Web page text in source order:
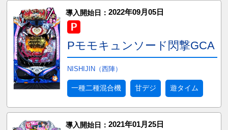
導入開始日： 2022年09月05日
Pモモキュンソード閃撃GCA
NISHIJIN（西陣）
一種二種混合機 甘デジ 遊タイム
導入開始日： 2021年01月25日